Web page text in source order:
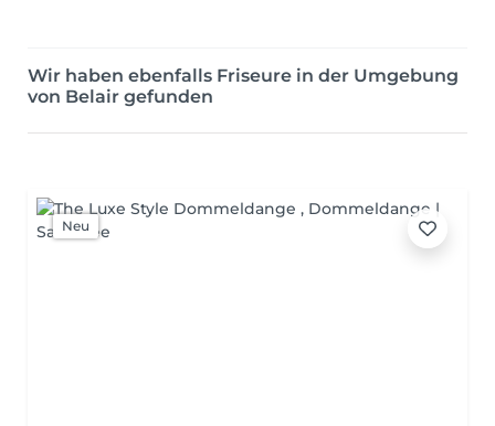
Wir haben ebenfalls Friseure in der Umgebung
von Belair gefunden
Neu